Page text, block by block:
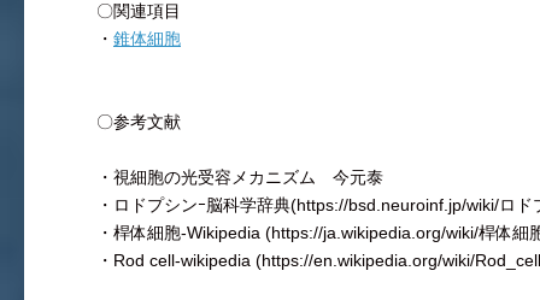
〇関連項目
・ 錐体細胞
〇参考文献
・視細胞の光受容メカニズム 今元泰
・ロドプシンｰ脳科学辞典(https://bsd.neuroinf.jp/wiki/ロド
・桿体細胞-Wikipedia (https://ja.wikipedia.org/wiki/桿体細
・Rod cell-wikipedia (https://en.wikipedia.org/wiki/